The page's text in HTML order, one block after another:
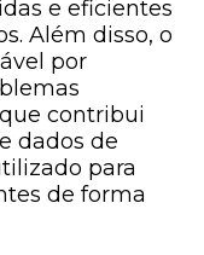
e eficientes
Além disso, o
por
contribui
dados de
para
de forma